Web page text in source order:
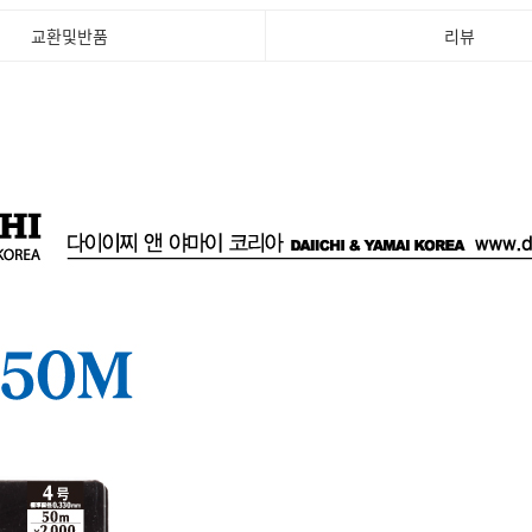
교환및반품 리뷰